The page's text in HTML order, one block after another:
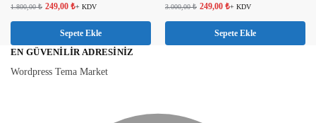
1.800,00₺ 249,00 ₺+ KDV
Sepete Ekle
3.000,00₺ 249,00 ₺+ KDV
Sepete Ekle
EN GÜVENILIR ADRESINIZ
Wordpress Tema Market